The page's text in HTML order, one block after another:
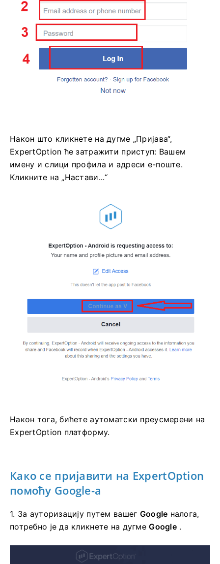
Након што кликнете на дугме „Пријава“,
ExpertOption ће затражити приступ: Вашем
имену и слици профила и адреси е-поште.
Кликните на „Настави...“
Након тога, бићете аутоматски преусмерени на
ExpertOption платформу.
Како се пријавити на ExpertOption
помоћу Google-а
1. За ауторизацију путем вашег Google налога,
потребно је да кликнете на дугмеGoogle.